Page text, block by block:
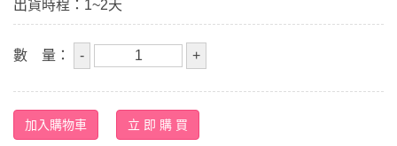
出貨時程：1~2天
數 量：